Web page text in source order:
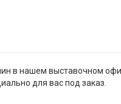
в нашем выставочном
для вас под заказ.